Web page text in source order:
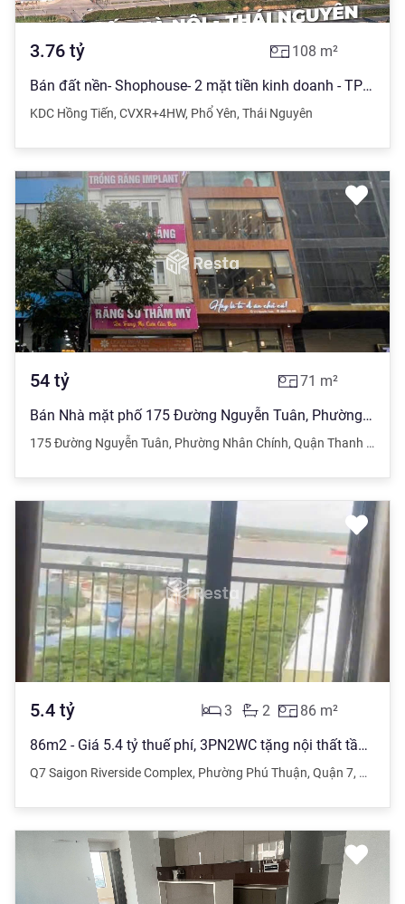
3.76 tỷ 108 m²
Bán đất nền- Shophouse- 2 mặt tiền kinh doanh - TP Phổ Yên- Thái Nguyên 108m2- 3,x tỷ. giá đầu tư
KDC Hồng Tiến, CVXR+4HW, Phổ Yên, Thái Nguyên
54 tỷ 71 m²
Bán Nhà mặt phố 175 Đường Nguyễn Tuân, Phường Nhân Chính- thanh xuân: Dt 71m2 mt5m. 6 tầng 1 hầm giá 54 tỷ đồng
175 Đường Nguyễn Tuân, Phường Nhân Chính, Quận Thanh Xuân
5.4 tỷ 86 m²
2
3
86m2 - Giá 5.4 tỷ thuế phí, 3PN2WC tặng nội thất tầng 24, Q7 Riverside
Q7 Saigon Riverside Complex, Phường Phú Thuận, Quận 7, Hồ Chí